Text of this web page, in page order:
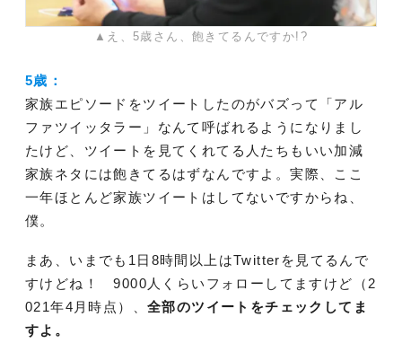
▲え、5歳さん、飽きてるんですか!?
5歳：
家族エピソードをツイートしたのがバズって「アル
ファツイッタラー」なんて呼ばれるようになりまし
たけど、ツイートを見てくれてる人たちもいい加減
家族ネタには飽きてるはずなんですよ。実際、ここ
一年ほとんど家族ツイートはしてないですからね、
僕。
まあ、いまでも1日8時間以上はTwitterを見てるんで
すけどね！ 9000人くらいフォローしてますけど（2
021年4月時点）、 全部のツイートをチェックしてま
すよ。